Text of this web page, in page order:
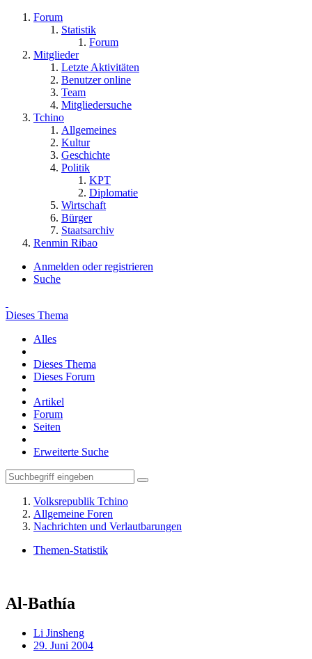
Forum
Statistik
Forum
Mitglieder
Letzte Aktivitäten
Benutzer online
Team
Mitgliedersuche
Tchino
Allgemeines
Kultur
Geschichte
Politik
KPT
Diplomatie
Wirtschaft
Bürger
Staatsarchiv
Renmin Ribao
Anmelden oder registrieren
Suche
Dieses Thema
Alles
Dieses Thema
Dieses Forum
Artikel
Forum
Seiten
Erweiterte Suche
Volksrepublik Tchino
Allgemeine Foren
Nachrichten und Verlautbarungen
Themen-Statistik
Al-Bathía
Li Jinsheng
29. Juni 2004